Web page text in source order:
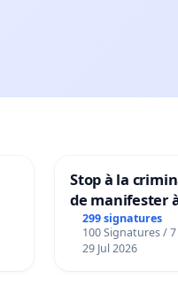
Stop à la
de manifester
299 signatures
100 Signatures /
29 Jul 2026